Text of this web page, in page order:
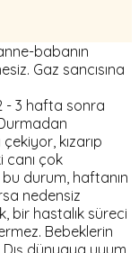
babanın
Gaz sancısına
- 3 hafta sonra
kızarıp
canı çok
durum, haftanın
nedensiz
bir hastalık süreci
Bebeklerin